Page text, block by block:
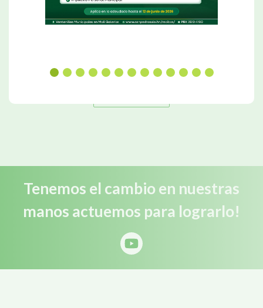
Leer Más
Tenemos el cambio en nuestras
manos actuemos para lograrlo!